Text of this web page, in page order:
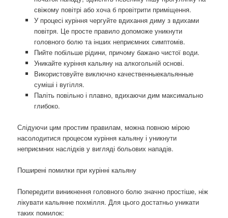
свіжому повітрі або хоча б провітрити приміщення.
У процесі куріння чергуйте вдихання диму з вдихами
повітря. Це просте правило допоможе уникнути
головного болю та інших неприємних симптомів.
Пийте побільше рідини, причому бажано чистої води.
Уникайте куріння кальяну на алкогольній основі.
Використовуйте виключно качественныекальянные
суміші і вугілля.
Паліть повільно і плавно, вдихаючи дим максимально
глибоко.
Слідуючи цим простим правилам, можна повною мірою
насолодитися процесом куріння кальяну і уникнути
неприємних наслідків у вигляді больових нападів.
Поширені помилки при курінні кальяну
Попередити виникнення головного болю значно простіше, ніж
лікувати кальянне похмілля. Для цього достатньо уникати
таких помилок: